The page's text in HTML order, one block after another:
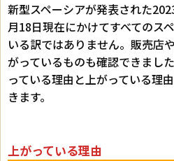
新型スペーシアが発表された
月18日現在にかけてすべてのス
いる訳ではありません。販売店
がっているものも確認できまし
っている理由と上がっている理
きます。
上がっている理由